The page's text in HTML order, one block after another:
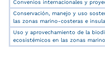
Convenios internacionales y
Conservación, manejo y uso
las zonas marino-costeras e
Uso y aprovechamiento de la
ecosistémicos en las zonas